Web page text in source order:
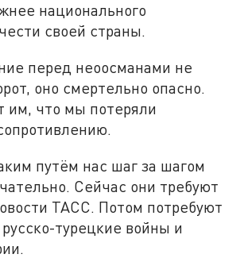
национального
своей страны.
перед неоосманами не
оно смертельно опасно.
им, что мы потеряли
путём нас шаг за шагом
Сейчас они требуют
ТАСС. Потом потребуют
турецкие войны и